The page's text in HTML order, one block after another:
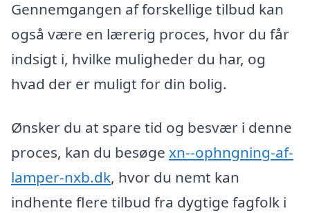
Gennemgangen af forskellige tilbud kan
også være en lærerig proces, hvor du får
indsigt i, hvilke muligheder du har, og
hvad der er muligt for din bolig.
Ønsker du at spare tid og besvær i denne
proces, kan du besøge xn--ophngning-af-
lamper-nxb.dk, hvor du nemt kan
indhente flere tilbud fra dygtige fagfolk i